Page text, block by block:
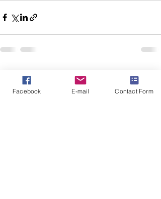
Posts similaires Voir tout
Facebook E-mail Contact Form